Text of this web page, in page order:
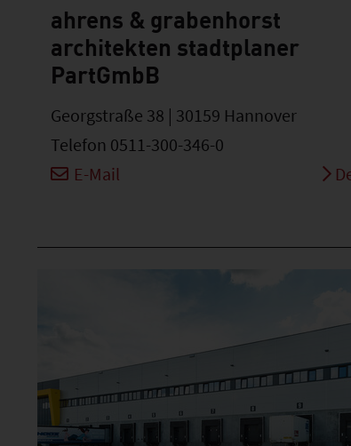
ahrens & grabenhorst
architekten stadtplaner
PartGmbB
Georgstraße 38 | 30159 Hannover
Telefon 0511-300-346-0
E-Mail